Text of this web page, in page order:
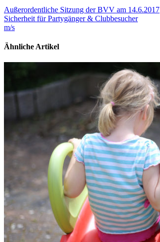
Außerordentliche Sitzung der BVV am 14.6.2017
Sicherheit für Partygänger & Clubbesucher
m/s
Ähnliche Artikel